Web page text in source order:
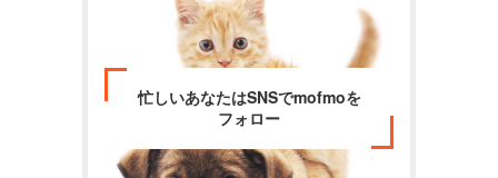
忙しいあなたはSNSでmofmoを
フォロー